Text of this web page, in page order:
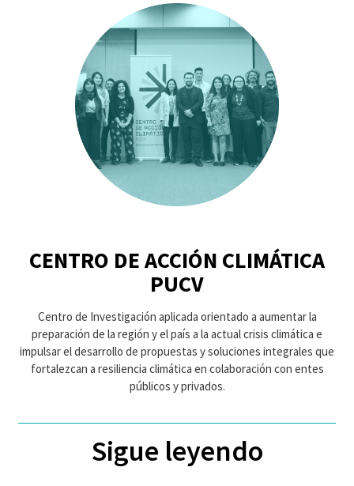
CENTRO DE ACCIÓN CLIMÁTICA
PUCV
Centro de Investigación aplicada orientado a aumentar la
preparación de la región y el país a la actual crisis climática e
impulsar el desarrollo de propuestas y soluciones integrales que
fortalezcan a resiliencia climática en colaboración con entes
públicos y privados.
Sigue leyendo